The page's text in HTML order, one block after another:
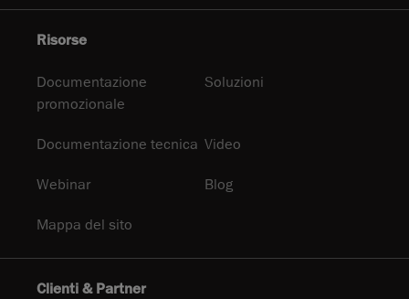
Risorse
Documentazione
promozionale
Soluzioni
Documentazione tecnica Video
Webinar Blog
Mappa del sito
Clienti & Partner